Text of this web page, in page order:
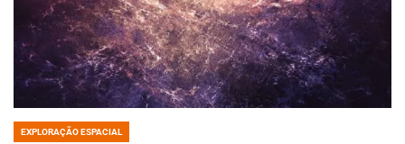
POSTED
EXPLORAÇÃO ESPACIAL